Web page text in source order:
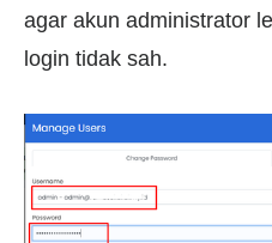
agar akun administrator
login tidak sah.